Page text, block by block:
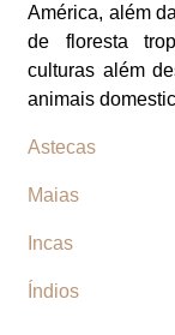
América, além
de floresta
culturas além
animais
Astecas
Maias
Incas
Índios